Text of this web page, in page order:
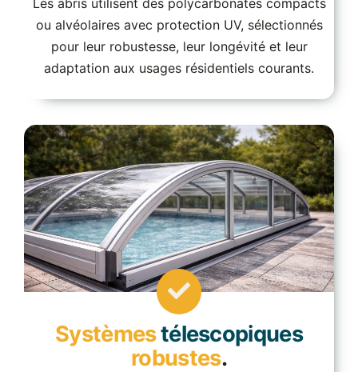
Les abris utilisent des polycarbonates compacts
ou alvéolaires avec protection UV, sélectionnés
pour leur robustesse, leur longévité et leur
adaptation aux usages résidentiels courants.
Systèmestélescopiques
robustes.